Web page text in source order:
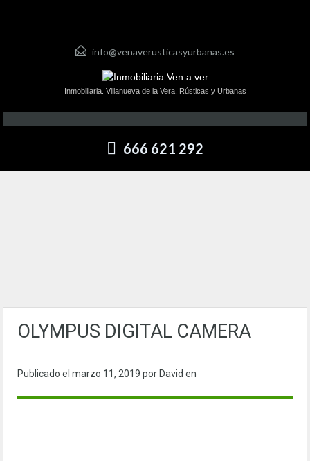
info@venaverusticasyurbanas.es
Inmobiliaria. Villanueva de la Vera. Rústicas y Urbanas
666 621 292
OLYMPUS DIGITAL CAMERA
Publicado el marzo 11, 2019 por David en